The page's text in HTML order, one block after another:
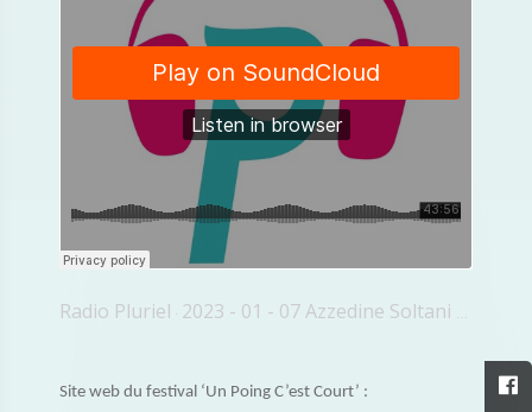
Radio Pluriel · 2023 - 01 - 07 Azzedine Soltani Albane Le Briz FFCV
Site web du festival ‘Un Poing C’est Court’ :